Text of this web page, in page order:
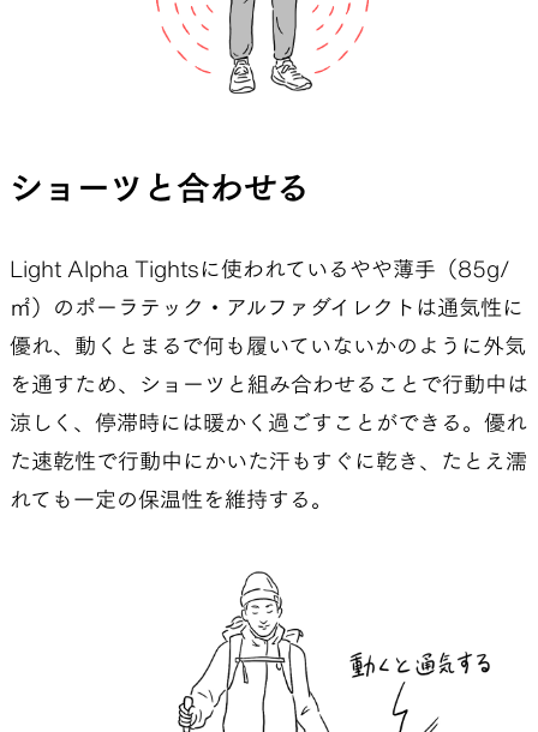
でしか使わないからだ。その重さに対して使える用
途が少なく、なくても寒ければシュラフを巻いた
りすればいいと、道具のパッキングリストからは
合わせでは動くと何も履いてないように涼しく感じ
途端に保温力を発揮し、なおかつ快適に行動でき
る通気性がある。さらに就寝時はシュラフの中で
履けば一般的なタイツよりも暖かい。その軽さと
汎用性の高さに、持っていく価値を感じた。
そして、Light 5-Pocket Pants と組み合わせれ
ば、重たくなりがちな冬のボトムが暖かくて軽く
一択と思っていた自分も、普段毎日使うなかで、こ
これはみんなにも使ってもらいたい。
ショーツと合わせる
Light Alpha Tightsに使われているやや薄手（85g/
㎡）のポーラテック・アルファダイレクトは通気性に
優れ、動くとまるで何も履いていないかのように外気
を通すため、ショーツと組み合わせることで行動中は
涼しく、停滞時には暖かく過ごすことができる。優れ
た速乾性で行動中にかいた汗もすぐに乾き、たとえ濡
れても一定の保温性を維持する。